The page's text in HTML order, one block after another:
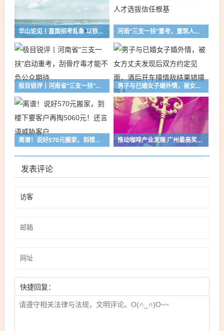
华山论见丨直面招考乱象 以铁腕守护公平正义 河南“三支一扶”重考，重筑人才选拔信任根基
极目锐评丨河南省“三支一扶”启动重考，刮骨疗毒才能不负公众期待 男子与已婚女子婚外情，被女方丈夫发现后双方约定见面，酒后开车撞情敌结果错撞路人
离谱！说好570元搬家，到楼下要客户再掏5060元！还言语威胁客户 推动咖啡产业发展 广州最高奖3000万元
发表评论
快捷回复：